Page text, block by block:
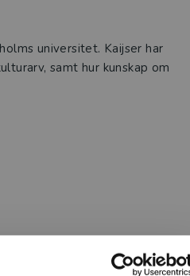
universitet. Kaijser har
samt hur kunskap om